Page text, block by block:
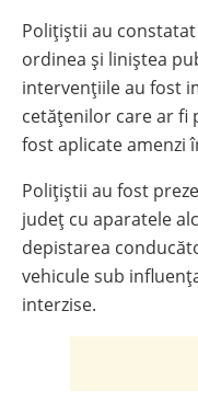
Polițiștii au
ordinea și liniștea
intervențiile au fost
cetățenilor care ar fi
fost aplicate amenzi
Polițiștii au fost
județ cu aparatele
depistarea
vehicule sub
interzise.